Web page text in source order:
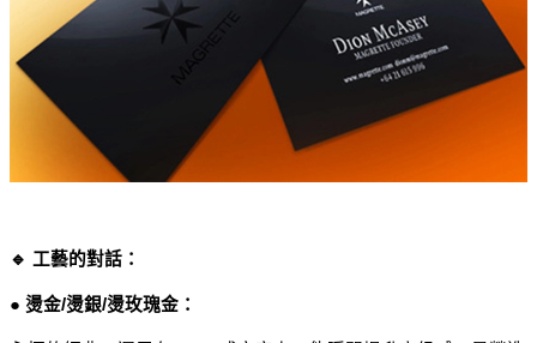
🔹 工藝的對話：
● 燙金/燙銀/燙玫瑰金：